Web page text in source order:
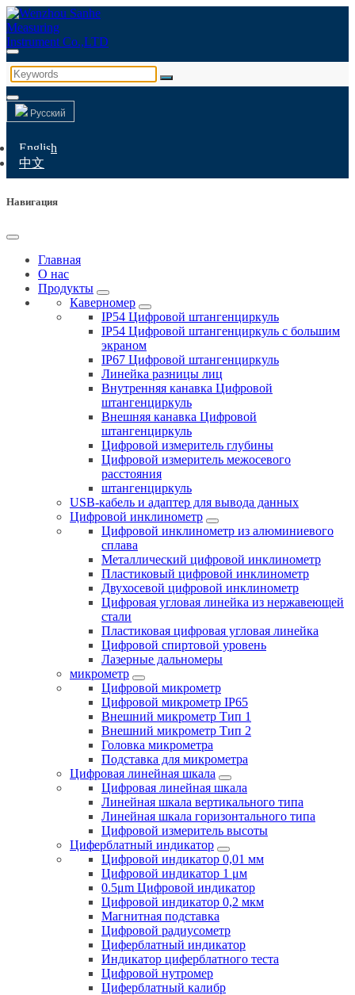
Русский
English
中文
Навигация
Главная
О нас
Продукты
Каверномер
IP54 Цифровой штангенциркуль
IP54 Цифровой штангенциркуль с большим
экраном
IP67 Цифровой штангенциркуль
Линейка разницы лиц
Внутренняя канавка Цифровой
штангенциркуль
Внешняя канавка Цифровой
штангенциркуль
Цифровой измеритель глубины
Цифровой измеритель межосевого
расстояния
штангенциркуль
USB-кабель и адаптер для вывода данных
Цифровой инклинометр
Цифровой инклинометр из алюминиевого
сплава
Металлический цифровой инклинометр
Пластиковый цифровой инклинометр
Двухосевой цифровой инклинометр
Цифровая угловая линейка из нержавеющей
стали
Пластиковая цифровая угловая линейка
Цифровой спиртовой уровень
Лазерные дальномеры
микрометр
Цифровой микрометр
Цифровой микрометр IP65
Внешний микрометр Тип 1
Внешний микрометр Тип 2
Головка микрометра
Подставка для микрометра
Цифровая линейная шкала
Цифровая линейная шкала
Линейная шкала вертикального типа
Линейная шкала горизонтального типа
Цифровой измеритель высоты
Циферблатный индикатор
Цифровой индикатор 0,01 мм
Цифровой индикатор 1 μм
0.5μm Цифровой индикатор
Цифровой индикатор 0,2 мкм
Магнитная подставка
Цифровой радиусометр
Циферблатный индикатор
Индикатор циферблатного теста
Цифровой нутромер
Циферблатный калибр